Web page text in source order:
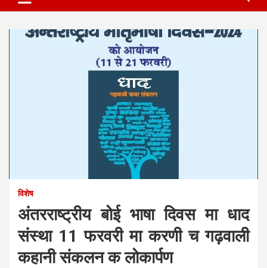
विशेष
अंतरराष्ट्रीय बोई भाषा दिवस मा धाद
संस्था 11 फरवरी मा करणी च गढ़वाली
कहानी संकलन क लोकार्पण